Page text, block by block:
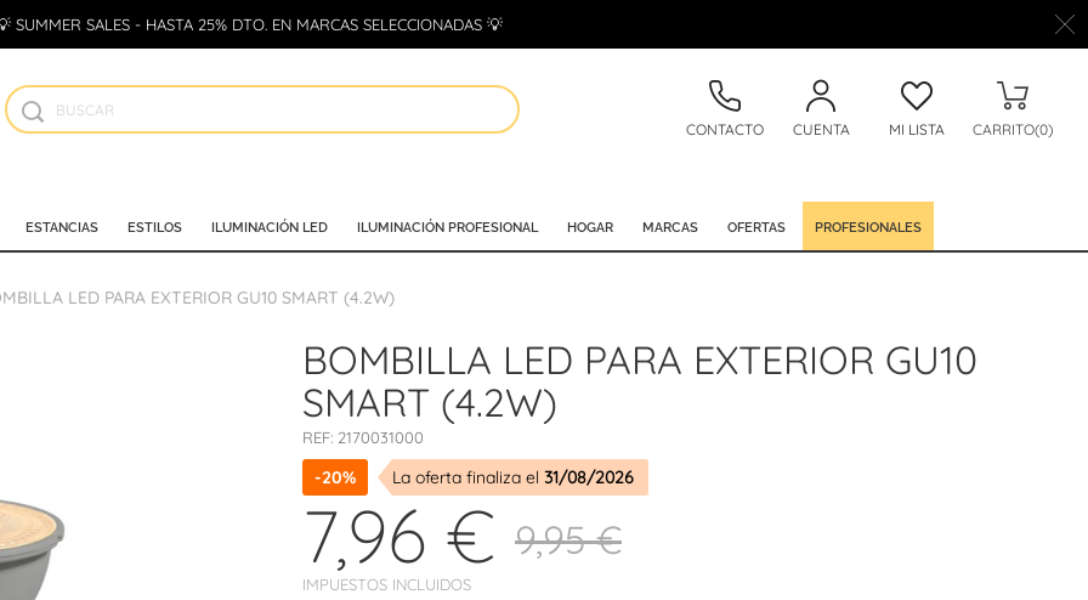
SUMMER SALES - HASTA 25% DTO. EN MARCAS SELECCIONADAS 💡
CONTACTO CUENTA MI LISTA CARRITO(0)
ESTANCIAS ESTILOS ILUMINACIÓN LED ILUMINACIÓN PROFESIONAL HOGAR MARCAS OFERTAS PROFESIONALES
LED PARA EXTERIOR GU10 SMART (4.2W)
BOMBILLA LED PARA EXTERIOR GU10
SMART (4.2W)
REF: 2170031000
-20% La oferta finaliza el 31/08/2026
7,96 €
IMPUESTOS INCLUIDOS
9,95 €